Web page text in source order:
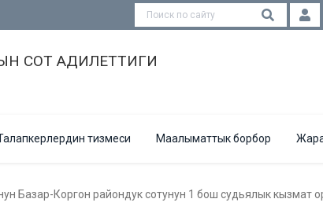
СОТ АДИЛЕТТИГИ
тизмеси Маалыматтык борбор
Базар-Коргон райондук сотунун 1 бош судьялык кызмат